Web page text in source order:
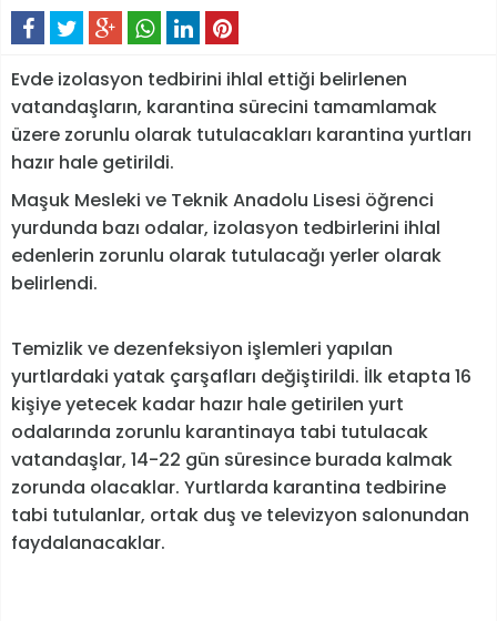
Evde izolasyon tedbirini ihlal ettiği belirlenen
vatandaşların, karantina sürecini tamamlamak
üzere zorunlu olarak tutulacakları karantina yurtları
hazır hale getirildi.
Maşuk Mesleki ve Teknik Anadolu Lisesi öğrenci
yurdunda bazı odalar, izolasyon tedbirlerini ihlal
edenlerin zorunlu olarak tutulacağı yerler olarak
belirlendi.
Temizlik ve dezenfeksiyon işlemleri yapılan
yurtlardaki yatak çarşafları değiştirildi. İlk etapta 16
kişiye yetecek kadar hazır hale getirilen yurt
odalarında zorunlu karantinaya tabi tutulacak
vatandaşlar, 14-22 gün süresince burada kalmak
zorunda olacaklar. Yurtlarda karantina tedbirine
tabi tutulanlar, ortak duş ve televizyon salonundan
faydalanacaklar.